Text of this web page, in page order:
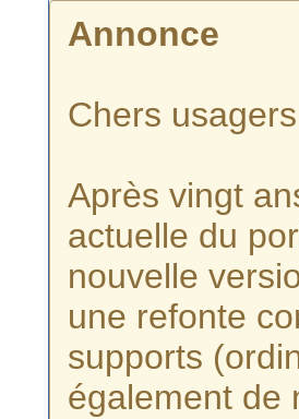
Annonce
Chers
Après vingt
actuelle du
nouvelle
une refonte
supports
également de